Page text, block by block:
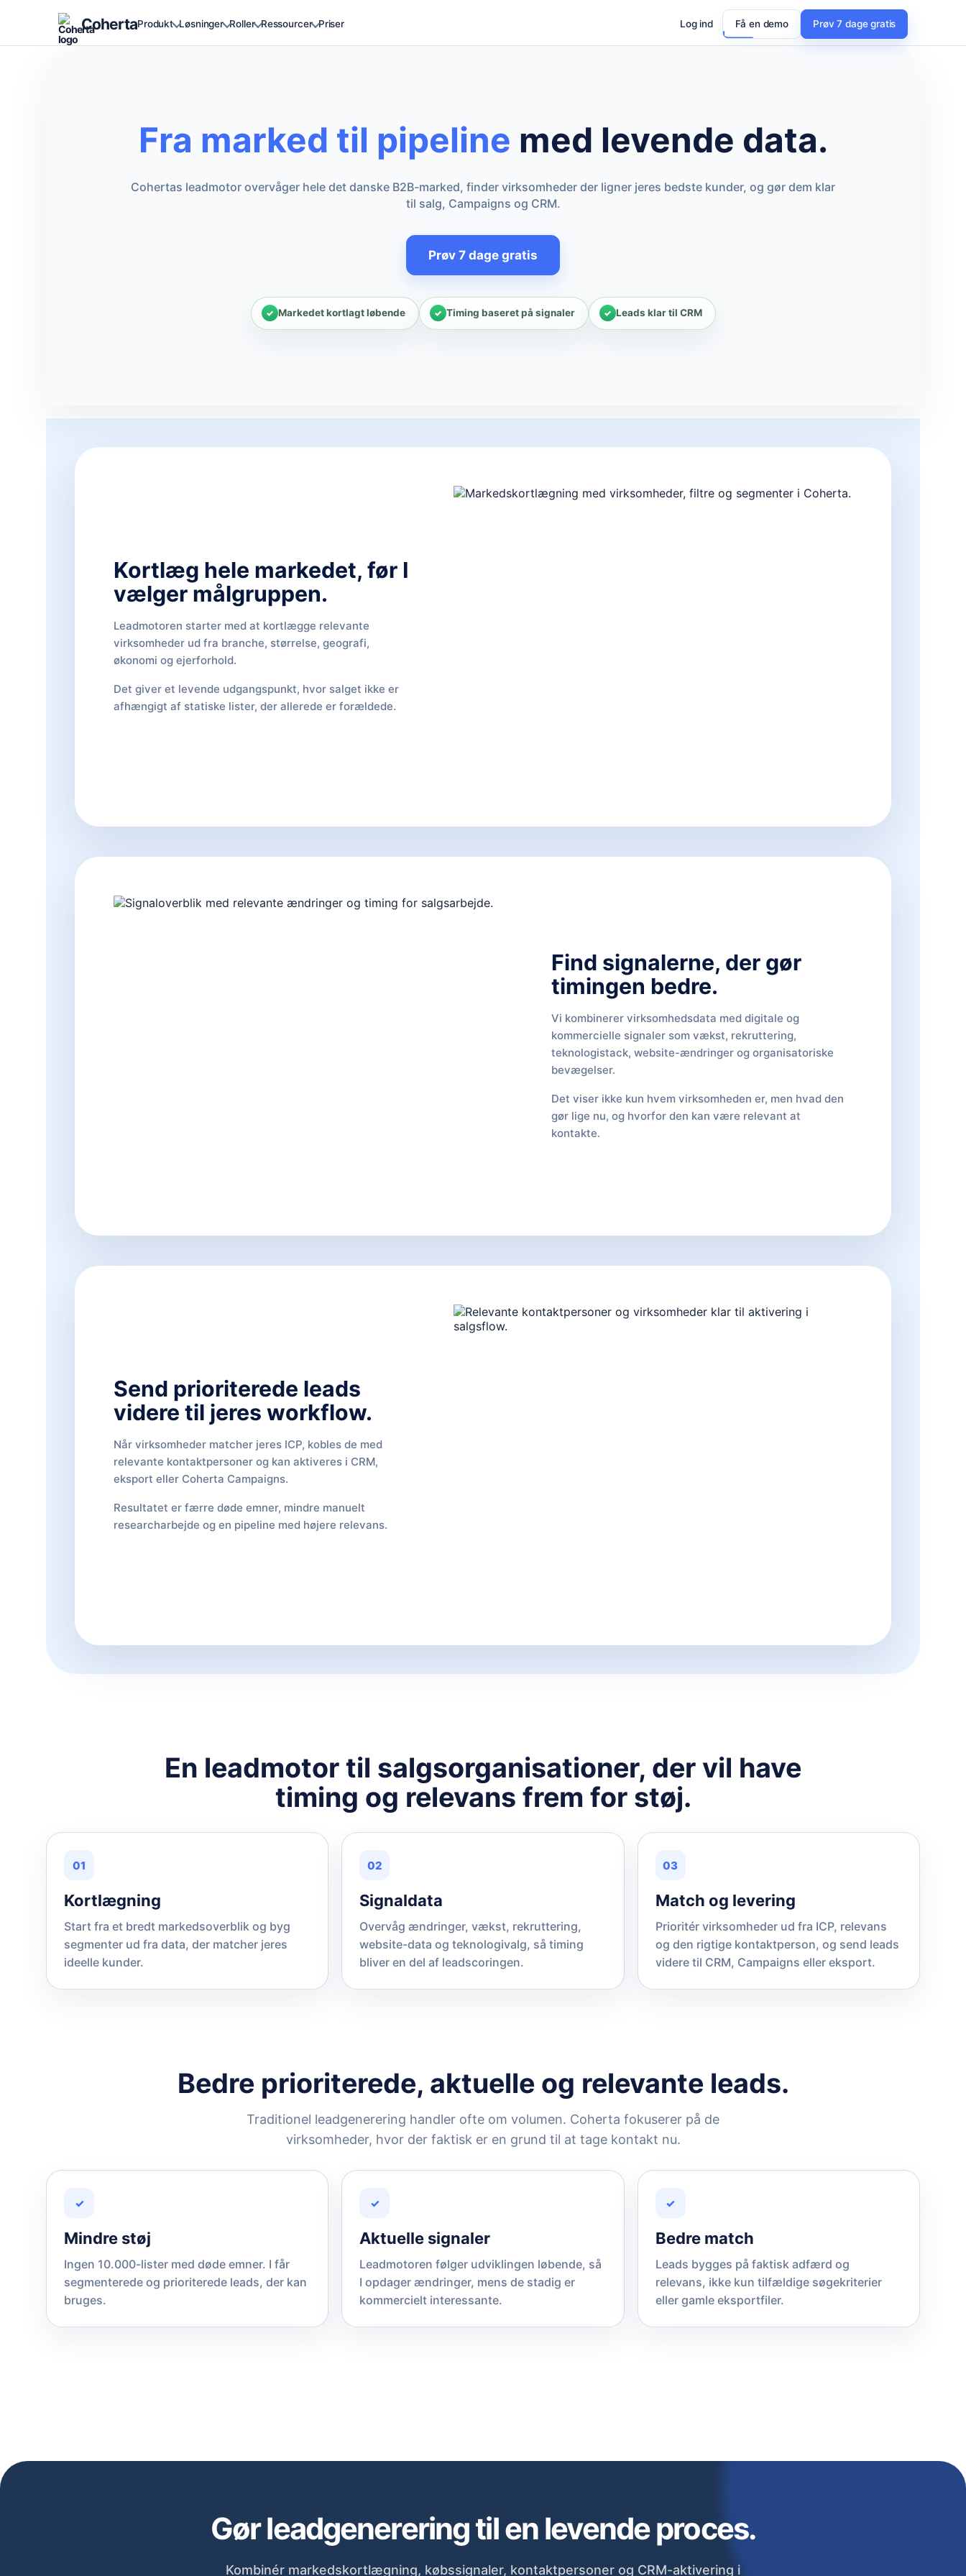
CohertaProdukt Løsninger Roller Ressourcer Priser Log ind Få en demo Prøv 7 dage gratis
Fra marked til pipeline med levende data.
Cohertas leadmotor overvåger hele det danske B2B-marked, finder virksomheder der ligner jeres bedste kunder, og gør dem klar
til salg, Campaigns og CRM.
Prøv 7 dage gratis
Markedet kortlagt løbende Timing baseret på signaler Leads klar til CRM
Kortlæg hele markedet, før I
vælger målgruppen.
Leadmotoren starter med at kortlægge relevante
virksomheder ud fra branche, størrelse, geografi,
økonomi og ejerforhold.
Det giver et levende udgangspunkt, hvor salget ikke er
afhængigt af statiske lister, der allerede er forældede.
Find signalerne, der gør
timingen bedre.
Vi kombinerer virksomhedsdata med digitale og
kommercielle signaler som vækst, rekruttering,
teknologistack, website-ændringer og organisatoriske
bevægelser.
Det viser ikke kun hvem virksomheden er, men hvad den
gør lige nu, og hvorfor den kan være relevant at
kontakte.
Send prioriterede leads
videre til jeres workflow.
Når virksomheder matcher jeres ICP, kobles de med
relevante kontaktpersoner og kan aktiveres i CRM,
eksport eller Coherta Campaigns.
Resultatet er færre døde emner, mindre manuelt
researcharbejde og en pipeline med højere relevans.
En leadmotor til salgsorganisationer, der vil have
timing og relevans frem for støj.
01
Kortlægning
Start fra et bredt markedsoverblik og byg
segmenter ud fra data, der matcher jeres
ideelle kunder.
02
Signaldata
Overvåg ændringer, vækst, rekruttering,
website-data og teknologivalg, så timing
bliver en del af leadscoringen.
03
Match og levering
Prioritér virksomheder ud fra ICP, relevans
og den rigtige kontaktperson, og send leads
videre til CRM, Campaigns eller eksport.
Bedre prioriterede, aktuelle og relevante leads.
Traditionel leadgenerering handler ofte om volumen. Coherta fokuserer på de
virksomheder, hvor der faktisk er en grund til at tage kontakt nu.
✓
Mindre støj
Ingen 10.000-lister med døde emner. I får
segmenterede og prioriterede leads, der kan
bruges.
✓
Aktuelle signaler
Leadmotoren følger udviklingen løbende, så
I opdager ændringer, mens de stadig er
kommercielt interessante.
✓
Bedre match
Leads bygges på faktisk adfærd og
relevans, ikke kun tilfældige søgekriterier
eller gamle eksportfiler.
Gør leadgenerering til en levende proces.
Kombinér markedskortlægning, købssignaler, kontaktpersoner og CRM-aktivering i